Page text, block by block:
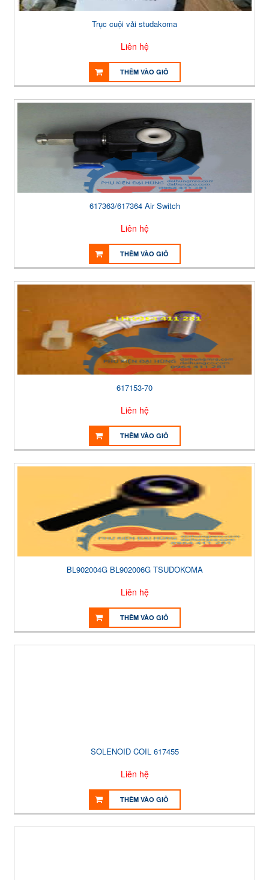
Trục cuội vải studakoma
Liên hệ
THÊM VÀO GIỎ
617363/617364 Air Switch
Liên hệ
THÊM VÀO GIỎ
617153-70
Liên hệ
THÊM VÀO GIỎ
BL902004G BL902006G TSUDOKOMA
Liên hệ
THÊM VÀO GIỎ
SOLENOID COIL 617455
Liên hệ
THÊM VÀO GIỎ